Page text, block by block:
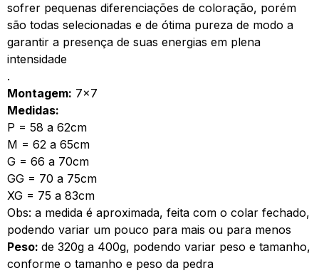
sofrer pequenas diferenciações de coloração, porém
são todas selecionadas e de ótima pureza de modo a
garantir a presença de suas energias em plena
intensidade
.
Montagem: 7×7
Medidas:
P = 58 a 62cm
M = 62 a 65cm
G = 66 a 70cm
GG = 70 a 75cm
XG = 75 a 83cm
Obs: a medida é aproximada, feita com o colar fechado,
podendo variar um pouco para mais ou para menos
Peso: de 320g a 400g, podendo variar peso e tamanho,
conforme o tamanho e peso da pedra